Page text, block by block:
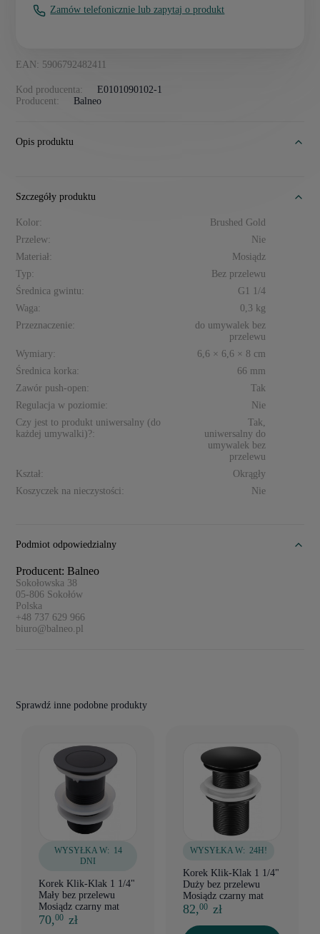
EAN: 5906792482411
Kod producenta:
E0101090102-1
Producent:
Balneo
Zamów telefonicznie lub zapytaj o produkt
Opis produktu
Szczegóły produktu
Kolor:
Brushed Gold
Przelew:
Nie
Materiał:
Mosiądz
Typ:
Bez przelewu
Średnica gwintu:
G1 1/4
Waga:
0,3 kg
Przeznaczenie:
do umywalek bez
przelewu
Wymiary:
6,6 × 6,6 × 8 cm
Średnica korka:
66 mm
Zawór push-open:
Tak
Regulacja w poziomie:
Nie
Czy jest to produkt uniwersalny (do
każdej umywalki)?:
Tak,
uniwersalny do
umywalek bez
przelewu
Kształ:
Okrągły
Koszyczek na nieczystości:
Nie
Podmiot odpowiedzialny
Producent: Balneo
Sokołowska 38
05-806 Sokołów
Polska
+48 737 629 966
biuro@balneo.pl
Sprawdź inne podobne produkty
WYSYŁKA W: 14
DNI
Korek Klik-Klak 1 1/4"
Mały bez przelewu
Mosiądz czarny mat
70,00 zł
WYSYŁKA W: 24H!
Korek Klik-Klak 1 1/4"
Duży bez przelewu
Mosiądz czarny mat
82,00 zł